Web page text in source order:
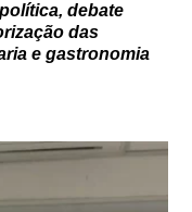
debate
das
e gastronomia